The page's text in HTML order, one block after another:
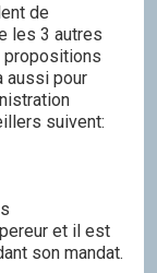
de
les 3 autres
aussi pour
suivent:
et il est
son mandat.